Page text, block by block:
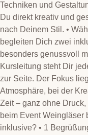
Techniken und
Du direkt kreativ und
nach Deinem Stil. •
begleiten Dich zwei
besonders genussvoll
Kursleitung steht Dir
zur Seite. Der Fokus
Atmosphäre, bei der
Zeit – ganz ohne
beim Event Weingläser
inklusive? • 1